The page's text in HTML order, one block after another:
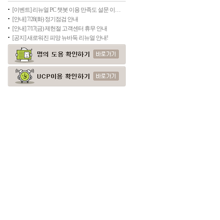
[이벤트] 리뉴얼 PC 챗봇 이용 만족도 설문 이벤트(종료)
[안내] 7/28(화) 정기점검 안내
[안내] 7/17(금) 제헌절 고객센터 휴무 안내
[공지] 새로워진 피망 뉴바둑 리뉴얼 안내!